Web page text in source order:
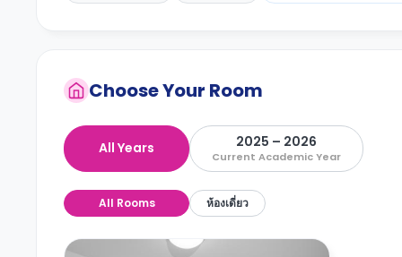
Choose Your Room
All Years 2025 – 2026
Current Academic Year
All Rooms ห้องเดี่ยว